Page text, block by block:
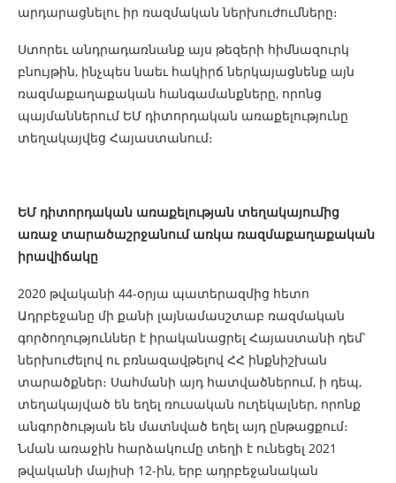
արդարացնելու իր ռազմական ներխուժումները։
Ստորեւ անդրադառնանք այս թեզերի հիմնազուրկ
բնույթին, ինչպես նաեւ հակիրճ ներկայացնենք այն
ռազմաքաղաքական հանգամանքները, որոնց
պայմաններում ԵՄ դիտորդական առաքելությունը
տեղակայվեց Հայաստանում։
ԵՄ դիտորդական առաքելության տեղակայումից
առաջ տարածաշրջանում առկա ռազմաքաղաքական
իրավիճակը
2020 թվականի 44-օրյա պատերազմից հետո
Ադրբեջանը մի քանի լայնամասշտաբ ռազմական
գործողություններ է իրականացրել Հայաստանի դեմ՝
ներխուժելով ու բռնազավթելով ՀՀ ինքնիշխան
տարածքներ։ Սահմանի այդ հատվածներում, ի դեպ,
տեղակայված են եղել ռուսական ուղեկալներ, որոնք
անգործության են մատնված եղել այդ ընթացքում։
Նման առաջին հարձակումը տեղի է ունեցել 2021
թվականի մայիսի 12-ին, երբ ադրբեջանական